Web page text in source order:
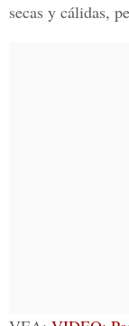
secas y cálidas,